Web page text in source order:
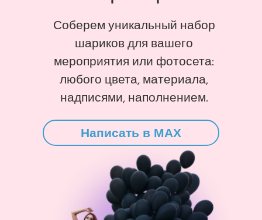
Соберем уникальный набор
шариков для вашего
мероприятия или фотосета:
любого цвета, материала,
надписями, наполнением.
Написать в MAX